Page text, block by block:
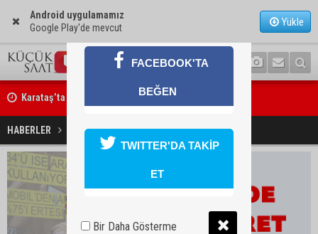
Android uygulamamız
Google Play'de mevcut
Yükle
Karataş’ta Kumluk ve Tabiat Parkı yenileniyor
Bekir Şimşek’ten Mustafa Özkan’a ziyaret
HABERLER EKONOMİ AOSB’de E-Ticaret Zirvesi
FACEBOOK'TA
BEĞEN
TWITTER'DA TAKİP
ET
Bir Daha Gösterme